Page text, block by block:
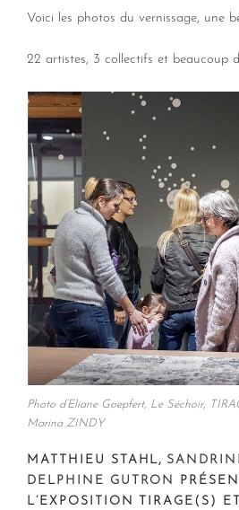
Voici les photos du vernissage, une
22 artistes, 3 collectifs et beaucoup
Photo d’Eliane Goepfert, Le Séchoir,
Marina ZINDY
MATTHIEU STAHL,
DELPHINE GUTRON
L’EXPOSITION TIRAGE(S)